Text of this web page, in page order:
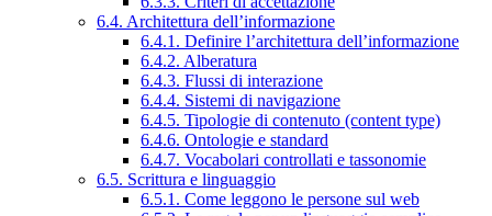
6.4. Architettura dell’informazione
6.4.1. Definire l’architettura dell’informazione
6.4.2. Alberatura
6.4.3. Flussi di interazione
6.4.4. Sistemi di navigazione
6.4.5. Tipologie di contenuto (content type)
6.4.6. Ontologie e standard
6.4.7. Vocabolari controllati e tassonomie
6.5. Scrittura e linguaggio
6.5.1. Come leggono le persone sul web